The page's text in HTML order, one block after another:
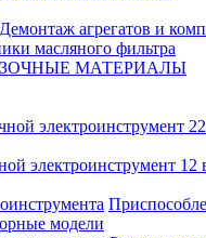
Демонтаж агрегатов и
масляного фильтра
МАТЕРИАЛЫ
электроинструмент
электроинструмент 12
модели